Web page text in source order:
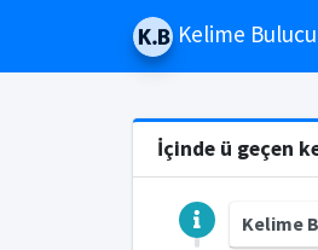
Kelime Bulucu
İçinde ü geçen
Kelime